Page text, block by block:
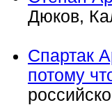
Дюков,
Спартак
потому